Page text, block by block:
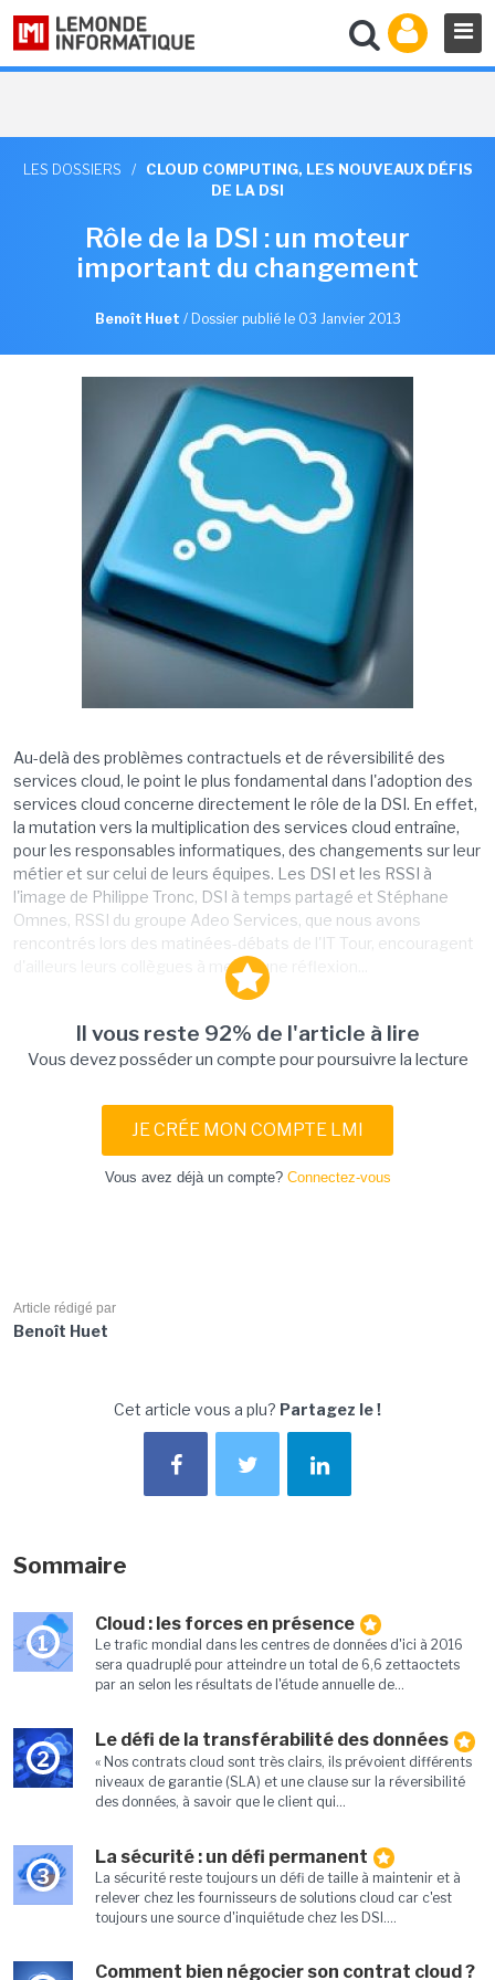
LES DOSSIERS /
CLOUD COMPUTING, LES NOUVEAUX DÉFIS
DE LA DSI
Rôle de la DSI : un moteur
important du changement
Benoît Huet / Dossier publié le 03 Janvier 2013
Au-delà des problèmes contractuels et de réversibilité des
services cloud, le point le plus fondamental dans l'adoption des
services cloud concerne directement le rôle de la DSI. En effet,
la mutation vers la multiplication des services cloud entraîne,
pour les responsables informatiques, des changements sur leur
métier et sur celui de leurs équipes. Les DSI et les RSSI à
l'image de Philippe Tronc, DSI à temps partagé et Stéphane
Omnes, RSSI du groupe Adeo Services, que nous avons
rencontrés lors des matinées-débats de l'IT Tour, encouragent
d'ailleurs leurs collègues à mener une réflexion...
Il vous reste 92% de l'article à lire
Vous devez posséder un compte pour poursuivre la lecture
JE CRÉE MON COMPTE LMI
Vous avez déjà un compte? Connectez-vous
Article rédigé par
Benoît Huet
Cet article vous a plu? Partagez le !
Sommaire
1
Cloud : les forces en présence
Le trafic mondial dans les centres de données d'ici à 2016
sera quadruplé pour atteindre un total de 6,6 zettaoctets
par an selon les résultats de l'étude annuelle de...
2
Le défi de la transférabilité des données
« Nos contrats cloud sont très clairs, ils prévoient différents
niveaux de garantie (SLA) et une clause sur la réversibilité
des données, à savoir que le client qui...
3
La sécurité : un défi permanent
La sécurité reste toujours un défi de taille à maintenir et à
relever chez les fournisseurs de solutions cloud car c'est
toujours une source d'inquiétude chez les DSI....
Comment bien négocier son contrat cloud ?